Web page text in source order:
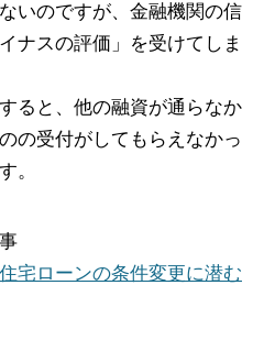
いのですが、金融機関の信
ナスの評価」を受けてしま
ると、他の融資が通らなか
の受付がしてもらえなかっ
。
宅ローンの条件変更に潜む